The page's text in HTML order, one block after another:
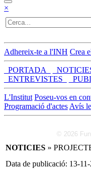
×
Adhereix-te a l'INH Crea
_PORTADA_
_ENTREVISTES_
L'Institut Poseu-vos en
Programació d'actes Avís
© 2026
NOTICIES »
Data de publicació: 13-